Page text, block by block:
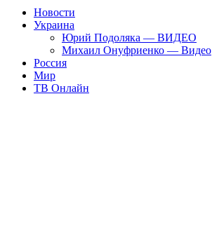
Новости
Украина
Юрий Подоляка — ВИДЕО
Михаил Онуфриенко — Видео
Россия
Мир
ТВ Онлайн